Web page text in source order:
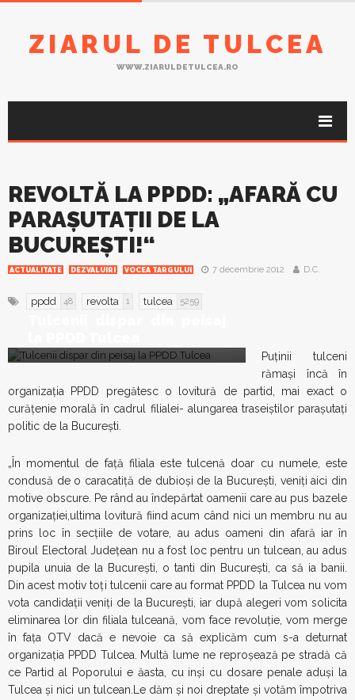
ZIARUL DE TULCEA
WWW.ZIARULDETULCEA.RO
REVOLTĂ LA PPDD: „AFARĂ CU
PARAȘUTAȚII DE LA
BUCUREȘTI!“
ACTUALITATE DEZVALUIRI VOCEA TARGULUI 7 decembrie 2012 D.C.
ppdd 48 revolta 1 tulcea 5259
Puținii tulceni
rămași încă în
organizația PPDD pregătesc o lovitură de partid, mai exact o
curățenie morală în cadrul filialei- alungarea traseiștilor parașutați
politic de la București.
„În momentul de față filiala este tulcenă doar cu numele, este
condusă de o caracatiță de dubioși de la București, veniți aici din
motive obscure. Pe rând au îndepărtat oamenii care au pus bazele
organizației,ultima lovitură fiind acum când nici un membru nu au
prins loc în secțiile de votare, au adus oameni din afară iar în
Biroul Electoral Județean nu a fost loc pentru un tulcean, au adus
pupila unuia de la București, o tanti din București, ca să ia banii.
Din acest motiv toți tulcenii care au format PPDD la Tulcea nu vom
vota candidații veniți de la București, iar după alegeri vom solicita
eliminarea lor din filiala tulceană, vom face revoluție, vom merge
în fața OTV dacă e nevoie ca să explicăm cum s-a deturnat
organizația PPDD Tulcea. Multă lume ne reproșează pe stradă că
ce Partid al Poporului e ăasta, cu inși cu dosare penale aduși la
Tulcea și nici un tulcean.Le dăm și noi dreptate și votăm împotriva